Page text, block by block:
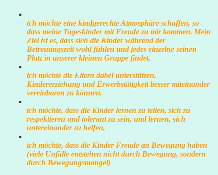
ich möchte eine kindgerechte Atmosphäre schaffen, so
dass meine Tageskinder mit Freude zu mir kommen. Mein
Ziel ist es, dass sich die Kinder während der
Betreuungszeit wohl fühlen und jedes einzelne seinen
Platz in unserer kleinen Gruppe findet,
ich möchte die Eltern dabei unterstützen,
Kindererziehung und Erwerbstätigkeit besser miteinander
vereinbaren zu können,
ich möchte, dass die Kinder lernen zu teilen, sich zu
respektieren und tolerant zu sein, und lernen, sich
untereinander zu helfen,
ich möchte, dass die Kinder Freude an Bewegung haben
(viele Unfälle entstehen nicht durch Bewegung, sondern
durch Bewegungsmangel)